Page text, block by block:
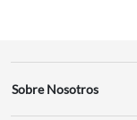
Sobre Nosotros